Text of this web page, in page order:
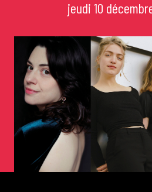
Les Rencontres
de Cortot
Concerts de
Scolaires /
Piano Solo Jazz
jeudi 10